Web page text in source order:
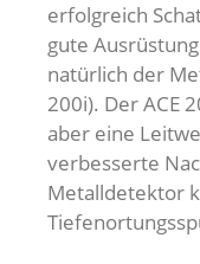
erfolgreich
gute
natürlich der
200i). Der ACE
aber eine
verbesserte
Metalldetektor